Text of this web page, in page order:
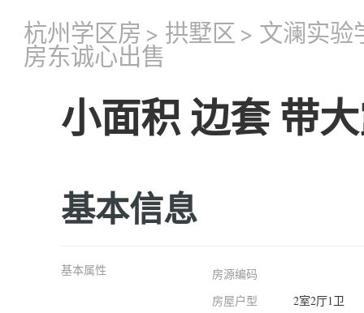
杭州学区房 > 拱墅区 > 文澜实验
房东诚心出售
小面积 边套 带
基本信息
基本属性
房源编码
房屋户型
2室2厅1卫